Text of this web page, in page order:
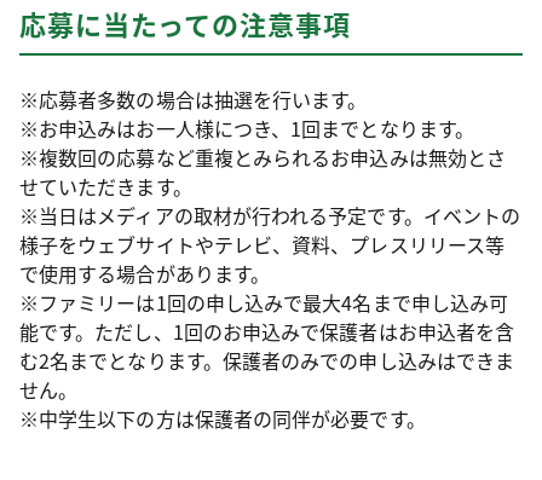
応募に当たっての注意事項
※応募者多数の場合は抽選を行います。
※お申込みはお一人様につき、1回までとなります。
※複数回の応募など重複とみられるお申込みは無効とさ
せていただきます。
※当日はメディアの取材が行われる予定です。イベントの
様子をウェブサイトやテレビ、資料、プレスリリース等
で使用する場合があります。
※ファミリーは1回の申し込みで最大4名まで申し込み可
能です。ただし、1回のお申込みで保護者はお申込者を含
む2名までとなります。保護者のみでの申し込みはできま
せん。
※中学生以下の方は保護者の同伴が必要です。